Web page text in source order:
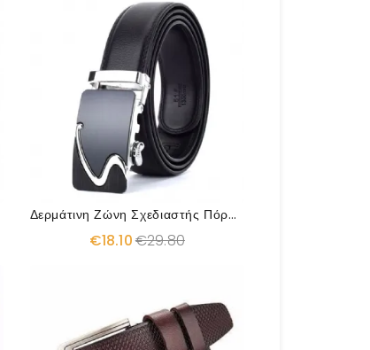
Δερμάτινη Ζώνη Σχεδιαστής Πόρπης
€18.10€29.80